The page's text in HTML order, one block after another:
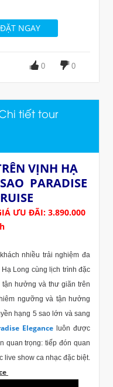
0
0
tiết tour
VỊNH HẠ
PARADISE
ƯU ĐÃI: 3.890.000
nhiều trải nghiệm đa
Long cùng lịch trình đặc
hưởng và thư giãn trên
ngưỡng và tận hưởng
hạng 5 sao lớn và sang
Elegance luôn được
quan trọng: tiếp đón quan
live show ca nhạc đặc biệt.